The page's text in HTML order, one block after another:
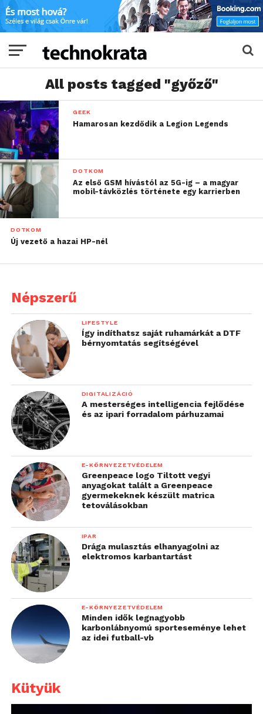
All posts tagged "győző"
GEEK
Hamarosan kezdődik a Legion Legends
DOTKOM
Az első GSM hívástól az 5G-ig – a magyar
mobil-távközlés története egy karrierben
DOTKOM
Új vezető a hazai HP-nél
Népszerű
LIFESTYLE
Így indíthatsz saját ruhamárkát a DTF
bérnyomtatás segítségével
DIGITALIZÁCIÓ
A mesterséges intelligencia fejlődése
és az ipari forradalom párhuzamai
E-KÖRNYEZETVÉDELEM
Greenpeace logo Tiltott vegyi
anyagokat talált a Greenpeace
gyermekeknek készült matrica
tetoválásokban
IPAR
Drága mulasztás elhanyagolni az
elektromos karbantartást
E-KÖRNYEZETVÉDELEM
Minden idők legnagyobb
karbonlábnyomú sporteseménye lehet
az idei futball-vb
Kütyük